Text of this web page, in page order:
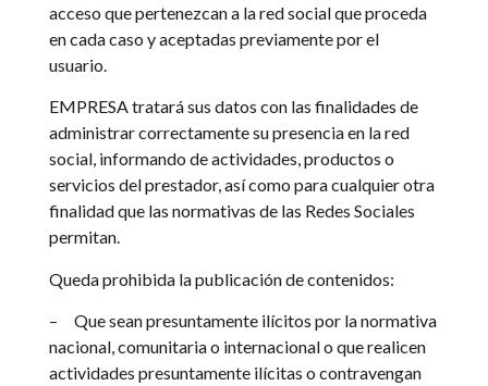
acceso que pertenezcan a la red social que proceda
en cada caso y aceptadas previamente por el
usuario.
EMPRESA tratará sus datos con las finalidades de
administrar correctamente su presencia en la red
social, informando de actividades, productos o
servicios del prestador, así como para cualquier otra
finalidad que las normativas de las Redes Sociales
permitan.
Queda prohibida la publicación de contenidos:
–
Que sean presuntamente ilícitos por la normativa
nacional, comunitaria o internacional o que realicen
actividades presuntamente ilícitas o contravengan